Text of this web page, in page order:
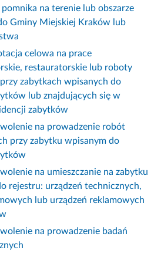
na terenie lub obszarze
Gminy Miejskiej Kraków lub
celowa na prace
restauratorskie lub roboty
zabytkach wpisanych do
lub znajdujących się w
zabytków
na prowadzenie robót
przy zabytku wpisanym do
na umieszczanie na zabytku
rejestru: urządzeń technicznych,
lub urządzeń reklamowych
na prowadzenie badań